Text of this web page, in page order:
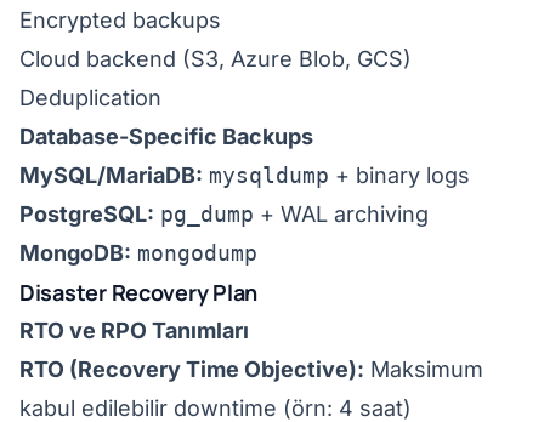
Encrypted backups
Cloud backend (S3, Azure Blob, GCS)
Deduplication
Database-Specific Backups
MySQL/MariaDB: mysqldump + binary logs
PostgreSQL: pg_dump + WAL archiving
MongoDB: mongodump
Disaster Recovery Plan
RTO ve RPO Tanımları
RTO (Recovery Time Objective): Maksimum
kabul edilebilir downtime (örn: 4 saat)